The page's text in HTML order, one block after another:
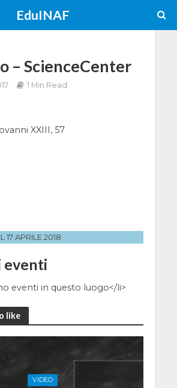
EduINAF
– ScienceCenter
1 Min Read
XXIII, 57
17 APRILE 2018
eventi
eventi in questo luogo</li>
like
VIDEO